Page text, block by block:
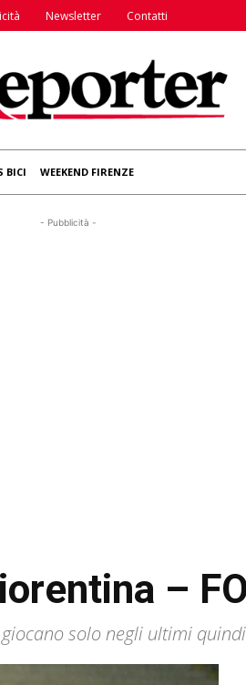
Newsletter Contatti
BICI WEEKEND FIRENZE
- Pubblicità -
–
solo negli ultimi